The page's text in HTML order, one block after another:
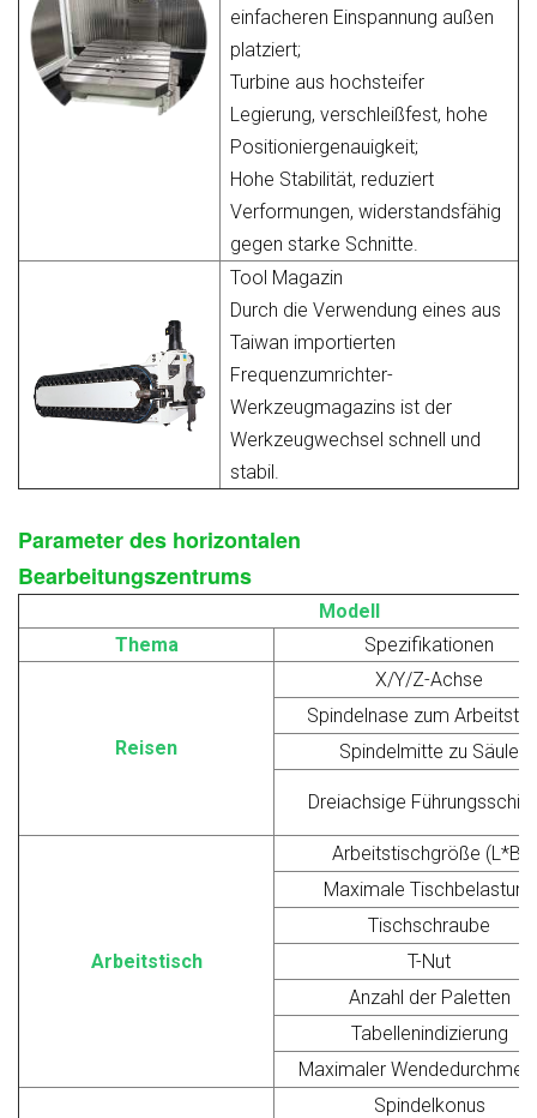
einfacheren Einspannung außen
platziert;
Turbine aus hochsteifer
Legierung, verschleißfest, hohe
Positioniergenauigkeit;
Hohe Stabilität, reduziert
Verformungen, widerstandsfähig
gegen starke Schnitte.
Tool Magazin
Durch die Verwendung eines aus
Taiwan importierten
Frequenzumrichter-
Werkzeugmagazins ist der
Werkzeugwechsel schnell und
stabil.
Parameter des horizontalen
Bearbeitungszentrums
Modell
Thema
Spezifikationen
Reisen
X/Y/Z-Achse
Spindelnase zum
Spindelmitte zu Säule
Dreiachsige
Arbeitstisch
Arbeitstischgröße (L*B)
Maximale Tischbelastung
Tischschraube
T-Nut
Anzahl der Paletten
Tabellenindizierung
Maximaler
Spindelkonus